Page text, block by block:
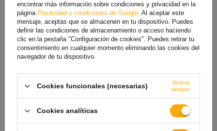
Luz trasera LED ASPÖCK
MULTILED IV 6 funciones
48,49 € 39,59 €
encontrar más información sobre condiciones y privacidad en la
página Privacidad y condiciones de Google. Al aceptar este
mensaje, aceptas que se almacenen en tu dispositivo. Puedes
definir las condiciones de almacenamiento o acceso haciendo
clic en la pestaña "Configuración de cookies". Puedes retirar tu
consentimiento en cualquier momento eliminando las cookies del
navegador de tu dispositivo.
Cookies funcionales (necesarias)
Activas
siempre
Cookies analíticas